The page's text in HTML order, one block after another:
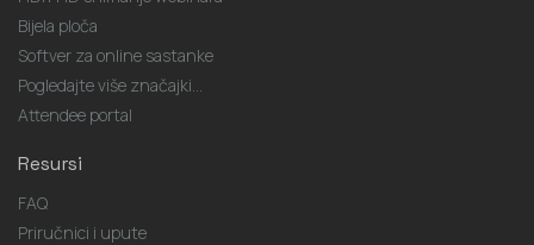
Bijela ploča
Softver za online sastanke
Pogledajte više značajki...
Attendee portal
Resursi
FAQ
Priručnici i upute